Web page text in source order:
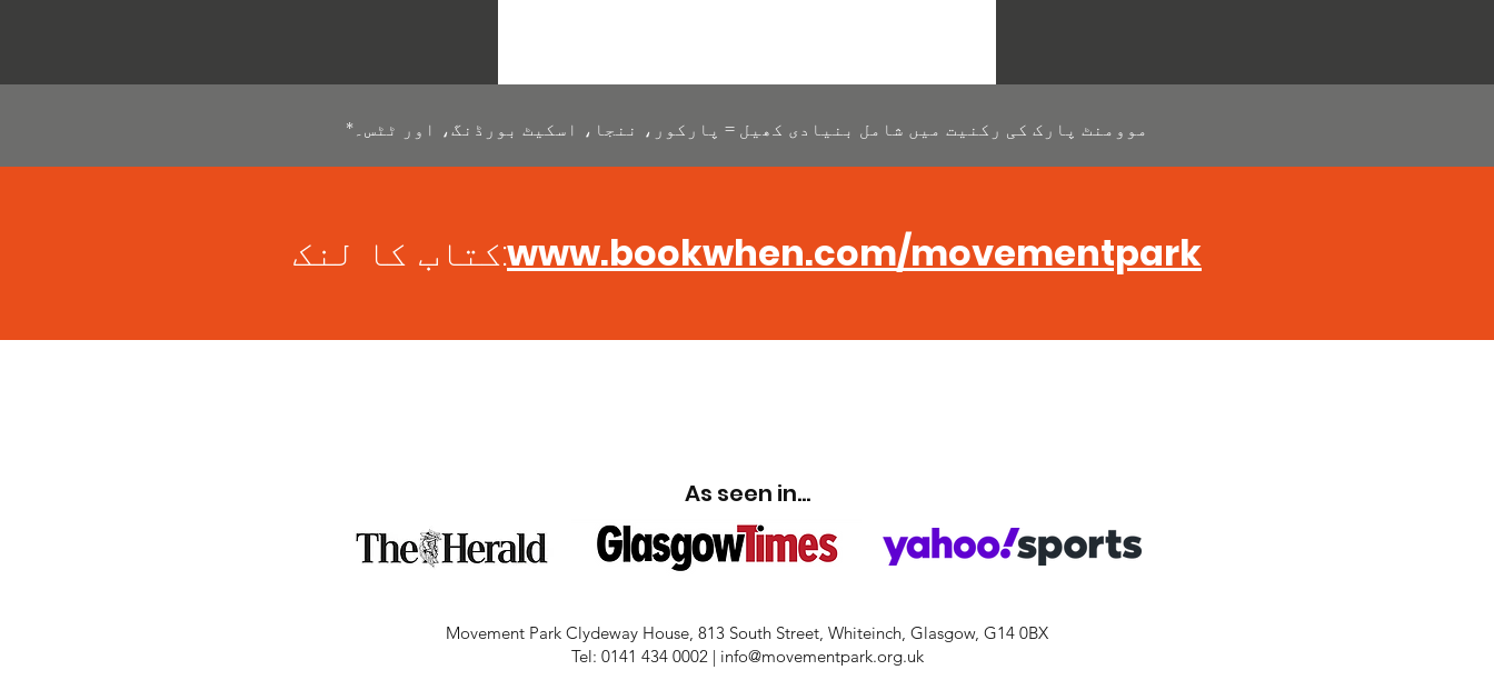
*موومنٹ پارک کی رکنیت میں شامل بنیادی کھیل = پارکور، ننجا، اسکیٹ بورڈنگ، اور ٹٹس۔
کتاب کا لنک:www.bookwhen.com/movementpark
As seen in...
Movement Park Clydeway House, 813 South Street, Whiteinch, Glasgow, G14 0BX
Tel: 0141 434 0002 | info@movementpark.org.uk